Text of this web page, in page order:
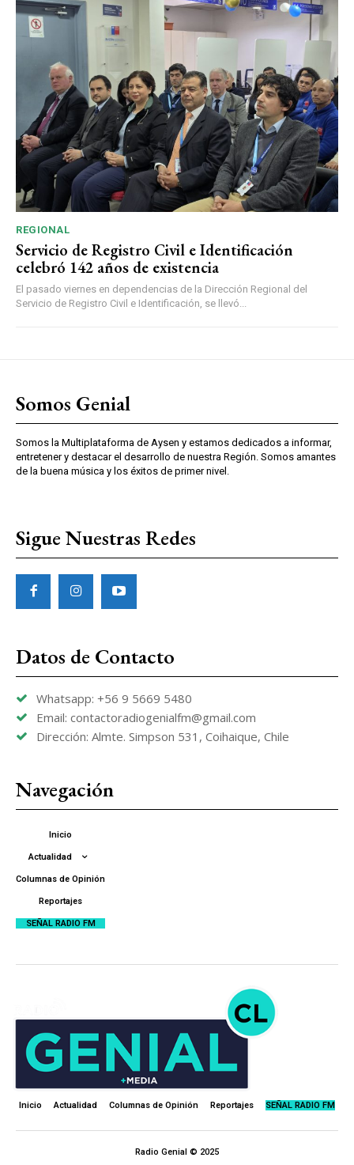
REGIONAL
Servicio de Registro Civil e Identificación
celebró 142 años de existencia
El pasado viernes en dependencias de la Dirección Regional del
Servicio de Registro Civil e Identificación, se llevó...
Somos Genial
Somos la Multiplataforma de Aysen y estamos dedicados a informar,
entretener y destacar el desarrollo de nuestra Región. Somos amantes
de la buena música y los éxitos de primer nivel.
Sigue Nuestras Redes
Datos de Contacto
Whatsapp: +56 9 5669 5480
Email: contactoradiogenialfm@gmail.com
Dirección: Almte. Simpson 531, Coihaique, Chile
Navegación
Inicio
Actualidad
Columnas de Opinión
Reportajes
SEÑAL RADIO FM
Inicio Actualidad Columnas de Opinión Reportajes SEÑAL RADIO FM
Radio Genial © 2025